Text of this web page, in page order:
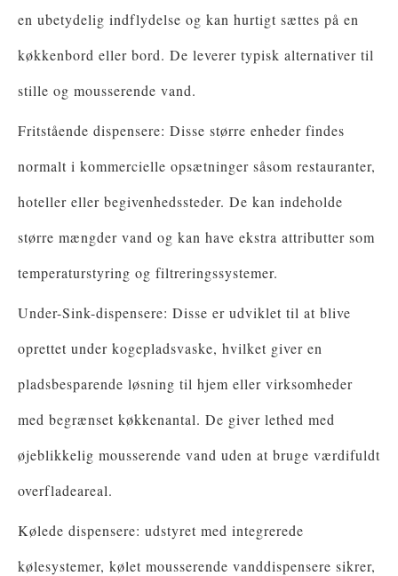
en ubetydelig indflydelse og kan hurtigt sættes på en
køkkenbord eller bord. De leverer typisk alternativer til
stille og mousserende vand.
Fritstående dispensere: Disse større enheder findes
normalt i kommercielle opsætninger såsom restauranter,
hoteller eller begivenhedssteder. De kan indeholde
større mængder vand og kan have ekstra attributter som
temperaturstyring og filtreringssystemer.
Under-Sink-dispensere: Disse er udviklet til at blive
oprettet under kogepladsvaske, hvilket giver en
pladsbesparende løsning til hjem eller virksomheder
med begrænset køkkenantal. De giver lethed med
øjeblikkelig mousserende vand uden at bruge værdifuldt
overfladeareal.
Kølede dispensere: udstyret med integrerede
kølesystemer, kølet mousserende vanddispensere sikrer,